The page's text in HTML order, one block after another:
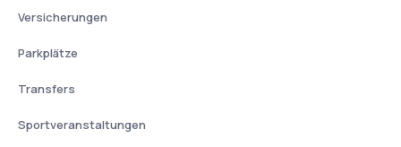
Versicherungen
Parkplätze
Transfers
Sportveranstaltungen